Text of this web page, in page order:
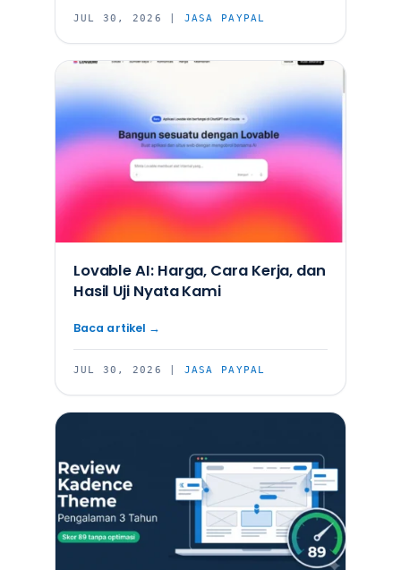
JUL 30, 2026 JASA PAYPAL
Lovable AI: Harga, Cara Kerja, dan
Hasil Uji Nyata Kami
JUL 30, 2026 JASA PAYPAL